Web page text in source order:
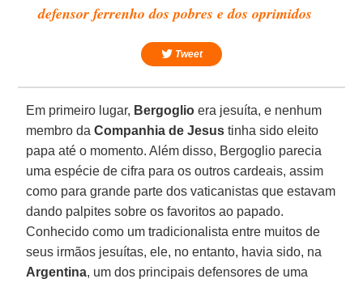
defensor ferrenho dos pobres e dos oprimidos
Tweet
Em primeiro lugar, Bergoglio era jesuíta, e nenhum
membro da Companhia de Jesus tinha sido eleito
papa até o momento. Além disso, Bergoglio parecia
uma espécie de cifra para os outros cardeais, assim
como para grande parte dos vaticanistas que estavam
dando palpites sobre os favoritos ao papado.
Conhecido como um tradicionalista entre muitos de
seus irmãos jesuítas, ele, no entanto, havia sido, na
Argentina, um dos principais defensores de uma